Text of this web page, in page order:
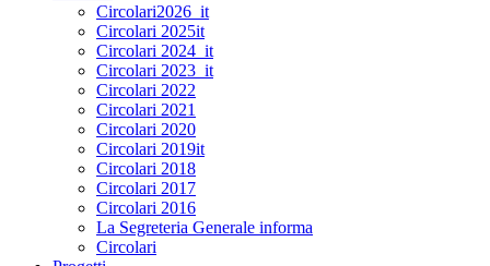
Circolari2026_it
Circolari 2025it
Circolari 2024_it
Circolari 2023_it
Circolari 2022
Circolari 2021
Circolari 2020
Circolari 2019it
Circolari 2018
Circolari 2017
Circolari 2016
La Segreteria Generale informa
Circolari